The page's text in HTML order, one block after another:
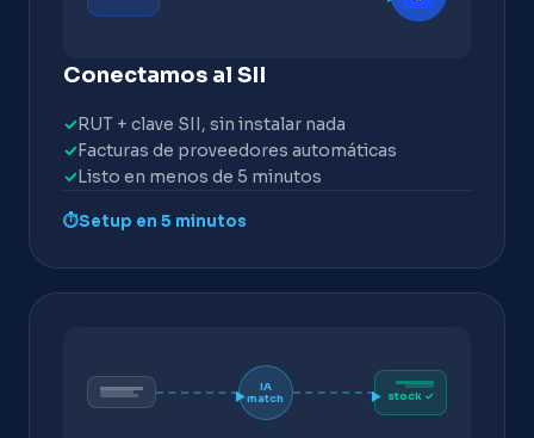
Conectamos al SII
✓RUT + clave SII, sin instalar nada
✓Facturas de proveedores automáticas
✓Listo en menos de 5 minutos
⏱Setup en 5 minutos
▶
IA
match
▶ stock ✓